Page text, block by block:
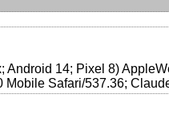
Android 14; Pixel 8)
Mobile Safari/537.36;